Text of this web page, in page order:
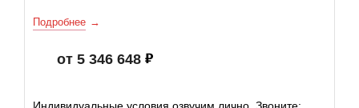
Подробнее
от 5 346 648